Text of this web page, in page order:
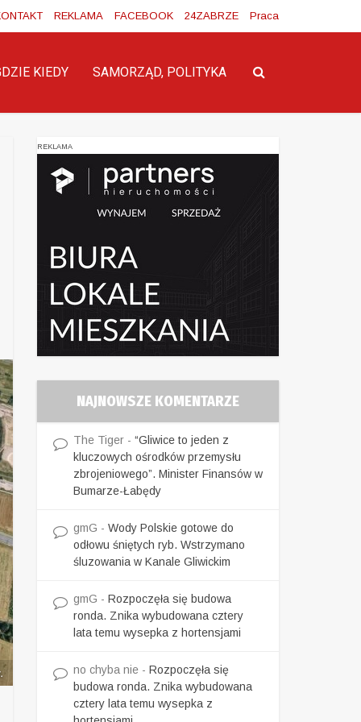
REKLAMA FACEBOOK 24ZABRZE Praca
KIEDY SAMORZĄD, POLITYKA
REKLAMA
NAJNOWSZE KOMENTARZE
The Tiger - “Gliwice to jeden z
kluczowych ośrodków przemysłu
zbrojeniowego”. Minister Finansów w
Bumarze-Łabędy
gmG - Wody Polskie gotowe do
odłowu śniętych ryb. Wstrzymano
śluzowania w Kanale Gliwickim
gmG - Rozpoczęła się budowa
ronda. Znika wybudowana cztery
lata temu wysepka z hortensjami
no chyba nie - Rozpoczęła się
budowa ronda. Znika wybudowana
cztery lata temu wysepka z